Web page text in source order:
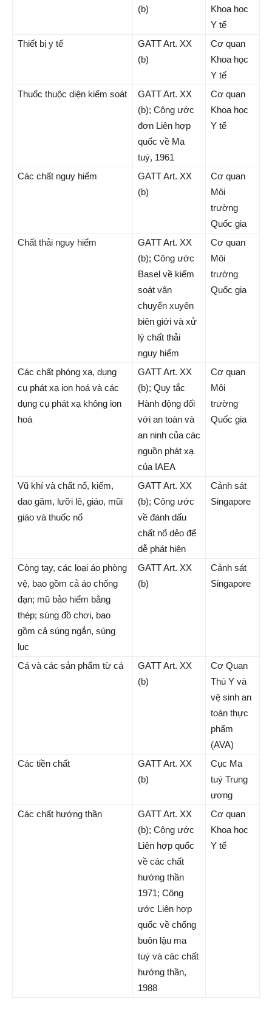
(b)
Khoa học
Y tế
Thiết bị y tế
GATT Art. XX
(b)
Cơ quan
Khoa học
Y tế
Thuốc thuộc diện kiểm soát
GATT Art. XX
(b); Công ước
đơn Liên hợp
quốc về Ma
tuý, 1961
Cơ quan
Khoa học
Y tế
Các chất nguy hiểm
GATT Art. XX
(b)
Cơ quan
Môi
trường
Quốc gia
Chất thải nguy hiểm
GATT Art. XX
(b); Công ước
Basel về kiểm
soát vận
chuyển xuyên
biên giới và xử
lý chất thải
nguy hiểm
Cơ quan
Môi
trường
Quốc gia
Các chất phóng xạ, dụng
cụ phát xạ ion hoá và các
dụng cụ phát xạ không ion
hoá
GATT Art. XX
(b); Quy tắc
Hành động đối
với an toàn và
an ninh của các
nguồn phát xạ
của IAEA
Cơ quan
Môi
trường
Quốc gia
Vũ khí và chất nổ, kiếm,
dao găm, lưỡi lê, giáo, mũi
giáo và thuốc nổ
GATT Art. XX
(b); Công ước
về đánh dấu
chất nổ dẻo để
dễ phát hiện
Cảnh sát
Singapore
Còng tay, các loại áo phòng
vệ, bao gồm cả áo chống
đạn; mũ bảo hiểm bằng
thép; súng đồ chơi, bao
gồm cả súng ngắn, súng
lục
GATT Art. XX
(b)
Cảnh sát
Singapore
Cá và các sản phẩm từ cá
GATT Art. XX
(b)
Cơ Quan
Thú Y và
vệ sinh an
toàn thực
phẩm
(AVA)
Các tiền chất
GATT Art. XX
(b)
Cục Ma
tuý Trung
ương
Các chất hướng thần
GATT Art. XX
(b); Công ước
Liên hợp quốc
về các chất
hướng thần
1971; Công
ước Liên hợp
quốc về chống
buôn lậu ma
tuý và các chất
hướng thần,
1988
Cơ quan
Khoa học
Y tế